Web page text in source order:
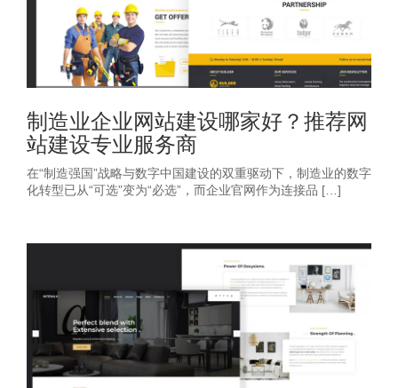
制造业企业网站建设哪家好？推荐网
站建设专业服务商
在“制造强国”战略与数字中国建设的双重驱动下，制造业的数字
化转型已从“可选”变为“必选”，而企业官网作为连接品 […]